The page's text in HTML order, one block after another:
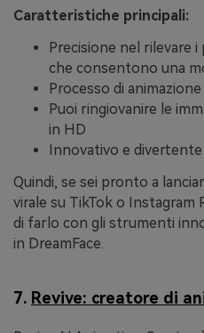
Caratteristiche principali:
Precisione nel rilevare
che consentono una
Processo di
Puoi ringiovanire le
in HD
Innovativo e divertente
Quindi, se sei pronto a
virale su TikTok o Instagram
di farlo con gli strumenti
in DreamFace.
7. Revive: creatore di